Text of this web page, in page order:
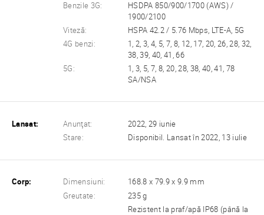
Benzile 3G:
HSDPA 850/900/1700 (AWS) /
1900/2100
Viteză:
HSPA 42.2 / 5.76 Mbps, LTE-A, 5G
4G benzi:
1, 2, 3, 4, 5, 7, 8, 12, 17, 20, 26, 28, 32,
38, 39, 40, 41, 66
5G:
1, 3, 5, 7, 8, 20, 28, 38, 40, 41, 78
SA/NSA
Lansat: Anunţat:
2022, 29 iunie
Stare:
Disponibil. Lansat în 2022, 13 iulie
Corp: Dimensiuni:
168.8 x 79.9 x 9.9 mm
Greutate:
235 g
Rezistent la praf/apă IP68 (până la